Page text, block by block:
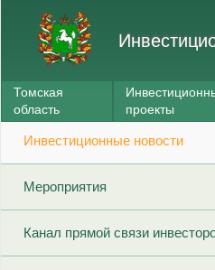
Томская
область
проекты
Инвестиционные новости
Мероприятия
Канал прямой связи